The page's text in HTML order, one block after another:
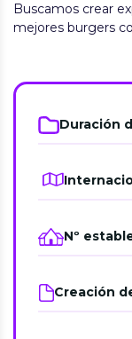
Buscamos crear
mejores burgers
Duración
Nº
Creación